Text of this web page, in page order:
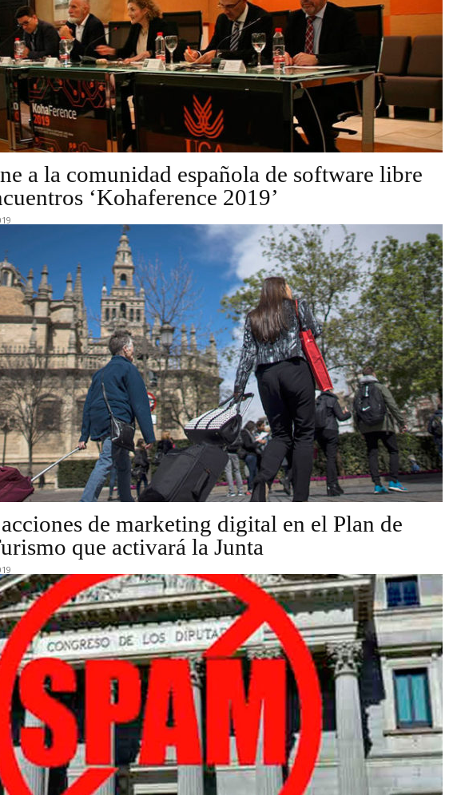
a la comunidad española de software libre
‘Kohaference 2019’
de marketing digital en el Plan de
que activará la Junta